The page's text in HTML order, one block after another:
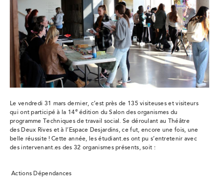
Le vendredi 31 mars dernier, c’est près de 135 visiteuses et visiteurs
qui ont participé à la 14eédition du Salon des organismes du
programme Techniques de travail social. Se déroulant au Théâtre
des Deux Rives et à l’Espace Desjardins, ce fut, encore une fois, une
belle réussite ! Cette année, les étudiant.es ont pu s’entretenir avec
des intervenant.es des 32 organismes présents, soit :
Actions Dépendances